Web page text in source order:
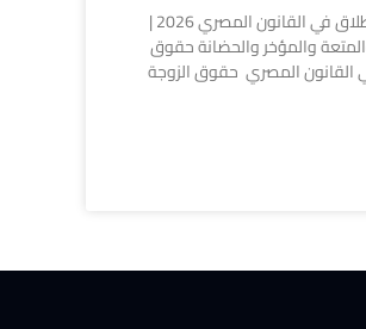
حقوق الزوجة بعد الطلاق في القانون المصري 2026 |
والمؤخر والحضانة حقوق
القانون المصري حقوق الزوجة